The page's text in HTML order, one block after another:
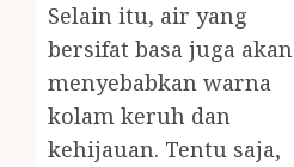
Selain itu, air yang
bersifat basa juga akan
menyebabkan warna
kolam keruh dan
kehijauan. Tentu saja,